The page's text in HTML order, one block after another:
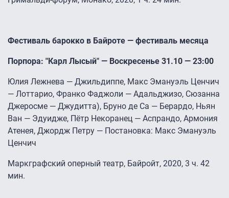
Фестиваль барокко в Байроте — фестиваль месяца
Порпора: "Карл Лысый" — Воскресенье 31.10 — 23:00
Юлия Лежнева — Джильдиппе, Макс Эмануэль Ценчич
— Лоттарио, Франко Фаджоли — Адальджизо, Сюзанна
Джеросме — Джудитта), Бруно де Са — Берардо, Ньян
Ван — Эдуидже, Пётр Некоранец — Аспрандо, Армония
Атенея, Джордж Петру — Постановка: Макс Эмануэль
Ценчич
Маркграфский оперный театр, Байройт, 2020, 3 ч. 42
мин.